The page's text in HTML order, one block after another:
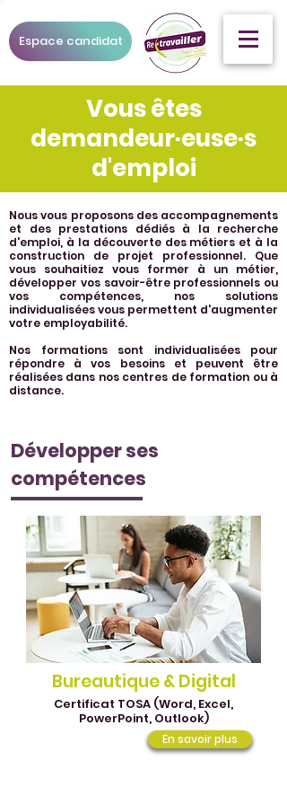
Espace candidat
Vous êtes
demandeur·euse·s
d'emploi
Nous vous proposons des accompagnements
et des prestations dédiés à la recherche
d'emploi, à la découverte des métiers et à la
construction de projet professionnel. Que
vous souhaitiez vous former à un métier,
développer vos savoir-être professionnels ou
vos compétences, nos solutions
individualisées vous permettent d'augmenter
votre employabilité.
Nos formations sont individualisées pour
répondre à vos besoins et peuvent être
réalisées dans nos centres de formation ou à
distance.
Développer ses
compétences
Bureautique& Digital
Certificat TOSA (Word, Excel,
PowerPoint, Outlook)
En savoir plus